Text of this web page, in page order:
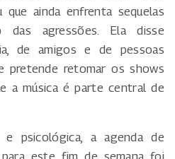
que ainda enfrenta sequelas
das agressões. Ela disse
de amigos e de pessoas
pretende retomar os shows
a música é parte central de
e psicológica, a agenda de
este fim de semana foi